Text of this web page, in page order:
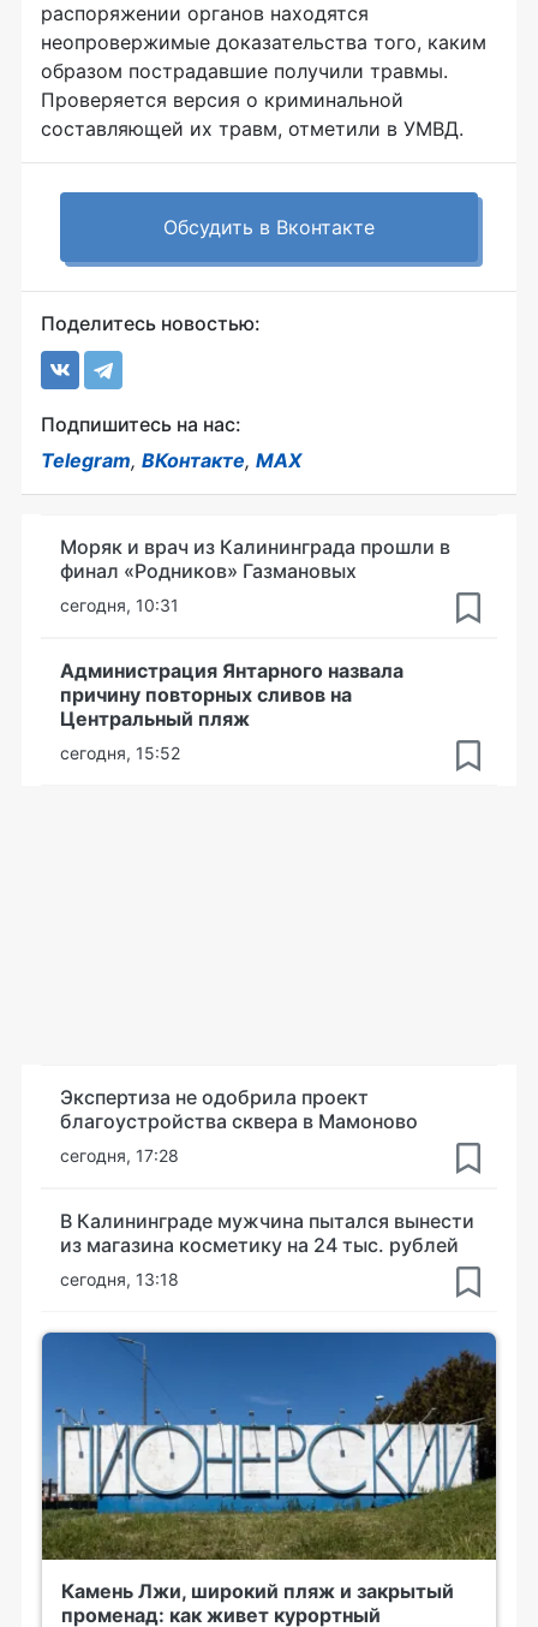
распоряжении органов находятся
неопровержимые доказательства того, каким
образом пострадавшие получили травмы.
Проверяется версия о криминальной
составляющей их травм, отметили в УМВД.
Обсудить в Вконтакте
Поделитесь новостью:
Подпишитесь на нас:
Telegram, ВКонтакте, MAX
Моряк и врач из Калининграда прошли в
финал «Родников» Газмановых
сегодня, 10:31
Администрация Янтарного назвала
причину повторных сливов на
Центральный пляж
сегодня, 15:52
Экспертиза не одобрила проект
благоустройства сквера в Мамоново
сегодня, 17:28
В Калининграде мужчина пытался вынести
из магазина косметику на 24 тыс. рублей
сегодня, 13:18
Камень Лжи, широкий пляж и закрытый
променад: как живет курортный